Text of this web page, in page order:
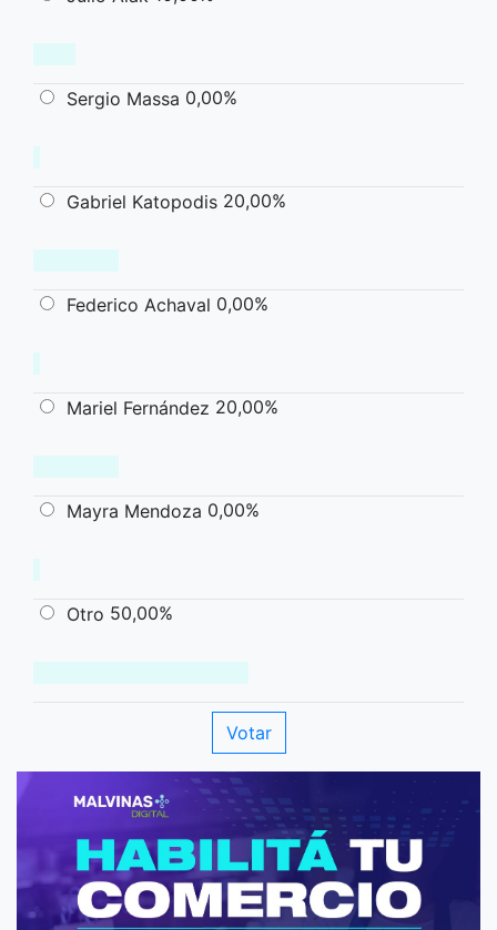
Sergio Massa 0,00%
Gabriel Katopodis 20,00%
Federico Achaval 0,00%
Mariel Fernández 20,00%
Mayra Mendoza 0,00%
Otro 50,00%